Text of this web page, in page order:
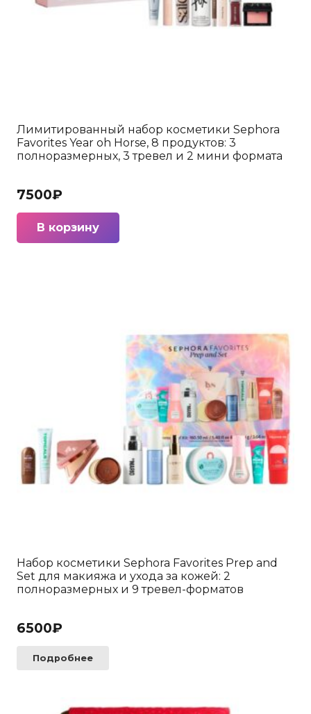
Лимитированный набор косметики Sephora
Favorites Year oh Horse, 8 продуктов: 3
полноразмерных, 3 тревел и 2 мини формата
7500₽
В корзину
Набор косметики Sephora Favorites Prep and
Set для макияжа и ухода за кожей: 2
полноразмерных и 9 тревел-форматов
6500₽
Подробнее